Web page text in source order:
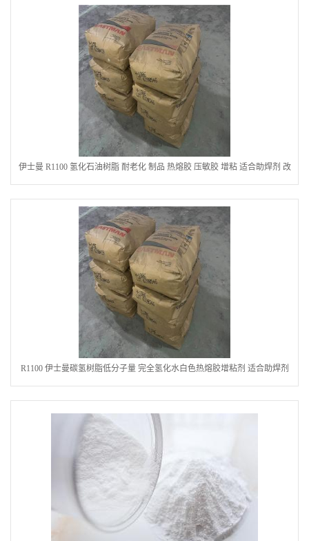
伊士曼 R1100 氢化石油树脂 耐老化 制品 热熔胶 压敏胶 增粘 适合助焊剂 改
善快干性
R1100 伊士曼碳氢树脂低分子量 完全氢化水白色热熔胶增粘剂 适合助焊剂
改善快干性